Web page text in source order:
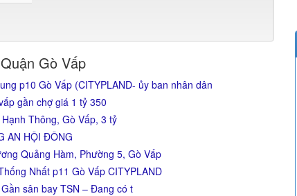
Gò Vấp
p10 Gò Vấp (CITYPLAND- ủy ban nhân dân
gần chợ giá 1 tỷ 350
Thông, Gò Vấp, 3 tỷ
AN HỘI ĐÔNG
Quảng Hàm, Phường 5, Gò Vấp
Nhất p11 Gò Vấp CITYPLAND
sân bay TSN – Đang có t